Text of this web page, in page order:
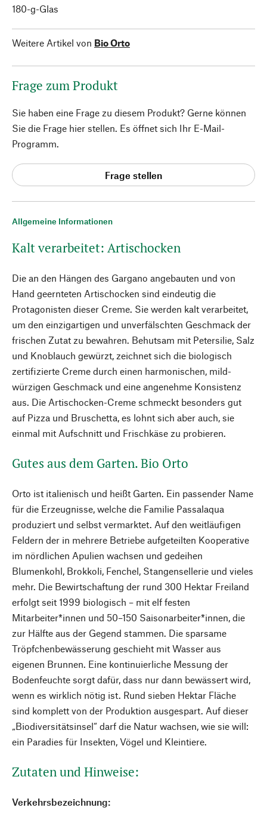
Allgemeine Informationen
Kalt verarbeitet: Artischocken
Die an den Hängen des Gargano angebauten und von
Hand geernteten Artischocken sind eindeutig die
Protagonisten dieser Creme. Sie werden kalt verarbeitet,
um den einzigartigen und unverfälschten Geschmack der
frischen Zutat zu bewahren. Behutsam mit Petersilie, Salz
und Knoblauch gewürzt, zeichnet sich die biologisch
zertifizierte Creme durch einen harmonischen, mild-
würzigen Geschmack und eine angenehme Konsistenz
aus. Die Artischocken-Creme schmeckt besonders gut
auf Pizza und Bruschetta, es lohnt sich aber auch, sie
einmal mit Aufschnitt und Frischkäse zu probieren.
Gutes aus dem Garten. Bio Orto
Orto ist italienisch und heißt Garten. Ein passender Name
für die Erzeugnisse, welche die Familie Passalaqua
produziert und selbst vermarktet. Auf den weitläufigen
Feldern der in mehrere Betriebe aufgeteilten Kooperative
im nördlichen Apulien wachsen und gedeihen
Blumenkohl, Brokkoli, Fenchel, Stangensellerie und vieles
mehr. Die Bewirtschaftung der rund 300 Hektar Freiland
erfolgt seit 1999 biologisch – mit elf festen
Mitarbeiter*innen und 50–150 Saisonarbeiter*innen, die
zur Hälfte aus der Gegend stammen. Die sparsame
Tröpfchenbewässerung geschieht mit Wasser aus
eigenen Brunnen. Eine kontinuierliche Messung der
Bodenfeuchte sorgt dafür, dass nur dann bewässert wird,
wenn es wirklich nötig ist. Rund sieben Hektar Fläche
sind komplett von der Produktion ausgespart. Auf dieser
„Biodiversitätsinsel“ darf die Natur wachsen, wie sie will:
ein Paradies für Insekten, Vögel und Kleintiere.
Zutaten und Hinweise:
Verkehrsbezeichnung:
180-g-Glas
Weitere Artikel von Bio Orto
Frage zum Produkt
Sie haben eine Frage zu diesem Produkt? Gerne können
Sie die Frage hier stellen. Es öffnet sich Ihr E-Mail-
Programm.
Frage stellen